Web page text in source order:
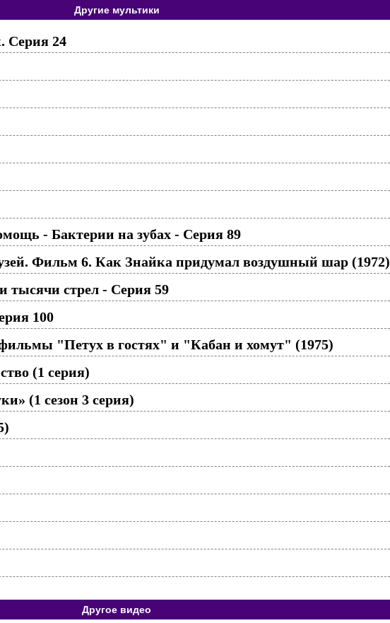
Другие мультики
Серия 24
- Бактерии на зубах - Серия 89
Фильм 6. Как Знайка придумал воздушный шар (1972)
стрел - Серия 59
100
"Петух в гостях" и "Кабан и хомут" (1975)
(1 серия)
(1 сезон 3 серия)
Другое видео